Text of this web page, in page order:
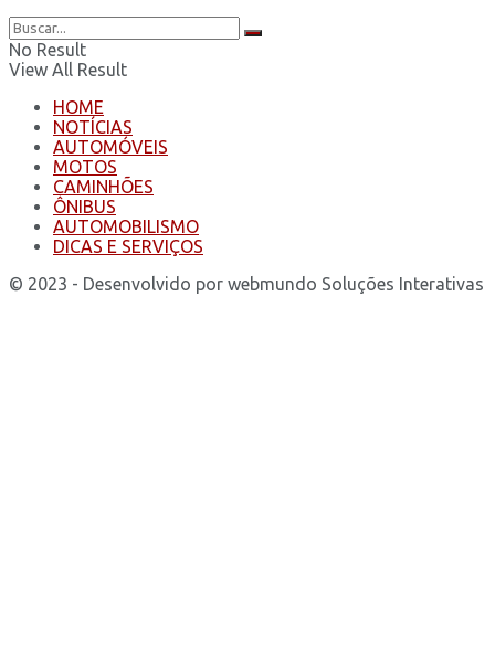
No Result
View All Result
HOME
NOTÍCIAS
AUTOMÓVEIS
MOTOS
CAMINHÕES
ÔNIBUS
AUTOMOBILISMO
DICAS E SERVIÇOS
© 2023 - Desenvolvido por webmundo Soluções Interativas